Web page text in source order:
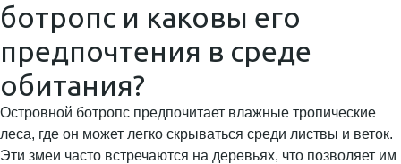
ботропс и каковы его
предпочтения в среде
обитания?
Островной ботропс предпочитает влажные тропические
леса, где он может легко скрываться среди листвы и веток.
Эти змеи часто встречаются на деревьях, что позволяет им